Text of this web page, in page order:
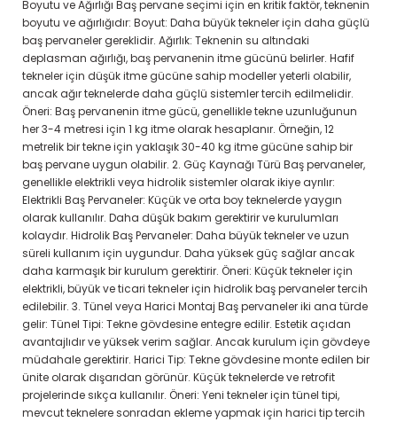
Boyutu ve Ağırlığı Baş pervane seçimi için en kritik faktör, teknenin
boyutu ve ağırlığıdır: Boyut: Daha büyük tekneler için daha güçlü
baş pervaneler gereklidir. Ağırlık: Teknenin su altındaki
deplasman ağırlığı, baş pervanenin itme gücünü belirler. Hafif
tekneler için düşük itme gücüne sahip modeller yeterli olabilir,
ancak ağır teknelerde daha güçlü sistemler tercih edilmelidir.
Öneri: Baş pervanenin itme gücü, genellikle tekne uzunluğunun
her 3-4 metresi için 1 kg itme olarak hesaplanır. Örneğin, 12
metrelik bir tekne için yaklaşık 30-40 kg itme gücüne sahip bir
baş pervane uygun olabilir. 2. Güç Kaynağı Türü Baş pervaneler,
genellikle elektrikli veya hidrolik sistemler olarak ikiye ayrılır:
Elektrikli Baş Pervaneler: Küçük ve orta boy teknelerde yaygın
olarak kullanılır. Daha düşük bakım gerektirir ve kurulumları
kolaydır. Hidrolik Baş Pervaneler: Daha büyük tekneler ve uzun
süreli kullanım için uygundur. Daha yüksek güç sağlar ancak
daha karmaşık bir kurulum gerektirir. Öneri: Küçük tekneler için
elektrikli, büyük ve ticari tekneler için hidrolik baş pervaneler tercih
edilebilir. 3. Tünel veya Harici Montaj Baş pervaneler iki ana türde
gelir: Tünel Tipi: Tekne gövdesine entegre edilir. Estetik açıdan
avantajlıdır ve yüksek verim sağlar. Ancak kurulum için gövdeye
müdahale gerektirir. Harici Tip: Tekne gövdesine monte edilen bir
ünite olarak dışarıdan görünür. Küçük teknelerde ve retrofit
projelerinde sıkça kullanılır. Öneri: Yeni tekneler için tünel tipi,
mevcut teknelere sonradan ekleme yapmak için harici tip tercih